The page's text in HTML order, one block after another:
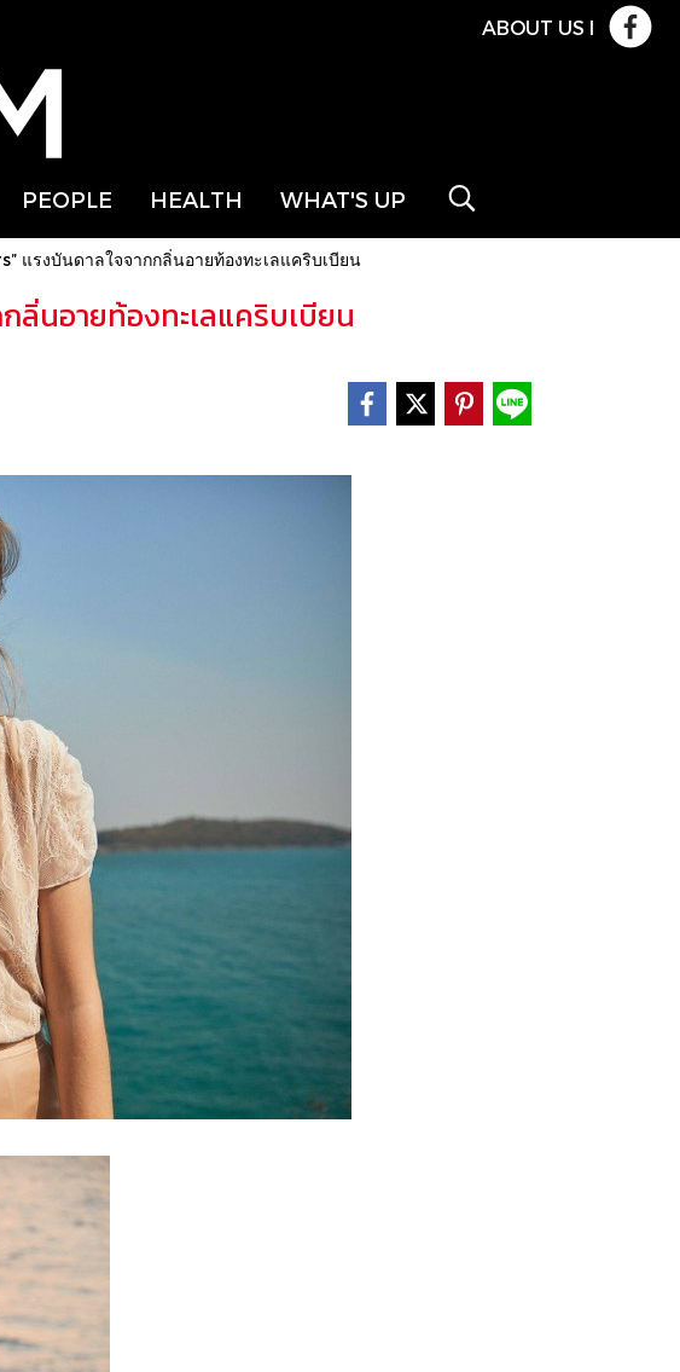
ABOUT US l
PEOPLE HEALTH WHAT'S UP
แรงบันดาลใจจากกลิ่นอายท้องทะเลแคริบเบียน
ลิ่นอายท้องทะเลแคริบเบียน